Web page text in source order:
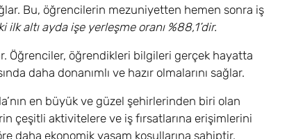
Bu, öğrencilerin mezuniyetten hemen sonra iş
altı ayda işe yerleşme oranı %88,1’dir.
Öğrenciler, öğrendikleri bilgileri gerçek hayatta
daha donanımlı ve hazır olmalarını sağlar.
en büyük ve güzel şehirlerinden biri olan
çeşitli aktivitelere ve iş fırsatlarına erişimlerini
daha ekonomik yaşam koşullarına sahiptir.